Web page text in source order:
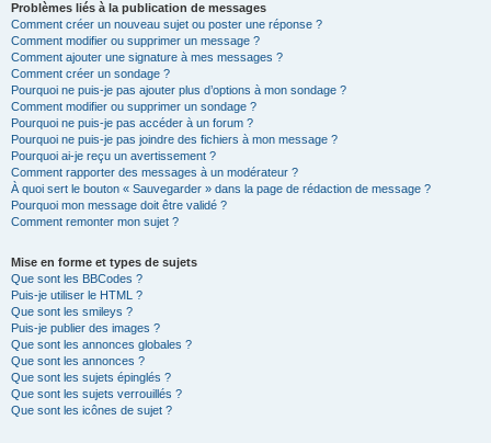
Problèmes liés à la publication de messages
Comment créer un nouveau sujet ou poster une réponse ?
Comment modifier ou supprimer un message ?
Comment ajouter une signature à mes messages ?
Comment créer un sondage ?
Pourquoi ne puis-je pas ajouter plus d’options à mon sondage ?
Comment modifier ou supprimer un sondage ?
Pourquoi ne puis-je pas accéder à un forum ?
Pourquoi ne puis-je pas joindre des fichiers à mon message ?
Pourquoi ai-je reçu un avertissement ?
Comment rapporter des messages à un modérateur ?
À quoi sert le bouton « Sauvegarder » dans la page de rédaction de message ?
Pourquoi mon message doit être validé ?
Comment remonter mon sujet ?
Mise en forme et types de sujets
Que sont les BBCodes ?
Puis-je utiliser le HTML ?
Que sont les smileys ?
Puis-je publier des images ?
Que sont les annonces globales ?
Que sont les annonces ?
Que sont les sujets épinglés ?
Que sont les sujets verrouillés ?
Que sont les icônes de sujet ?